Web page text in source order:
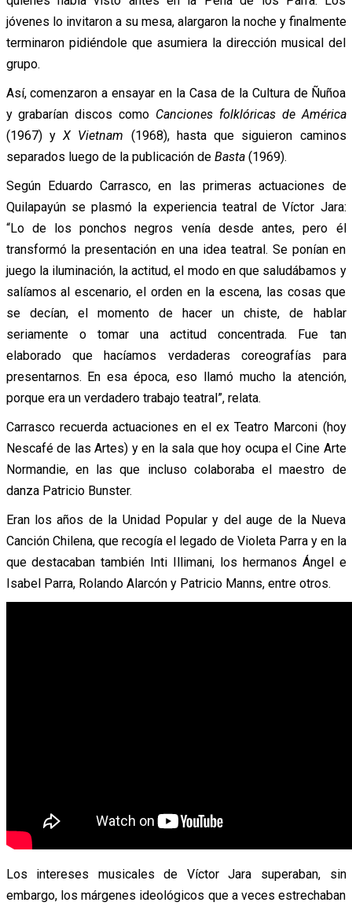
jóvenes lo invitaron a su mesa, alargaron la noche y finalmente
terminaron pidiéndole que asumiera la dirección musical del
grupo.
Así, comenzaron a ensayar en la Casa de la Cultura de Ñuñoa
y grabarían discos como Canciones folklóricas de América
(1967) y X Vietnam (1968), hasta que siguieron caminos
separados luego de la publicación de Basta (1969).
Según Eduardo Carrasco, en las primeras actuaciones de
Quilapayún se plasmó la experiencia teatral de Víctor Jara:
“Lo de los ponchos negros venía desde antes, pero él
transformó la presentación en una idea teatral. Se ponían en
juego la iluminación, la actitud, el modo en que saludábamos y
salíamos al escenario, el orden en la escena, las cosas que
se decían, el momento de hacer un chiste, de hablar
seriamente o tomar una actitud concentrada. Fue tan
elaborado que hacíamos verdaderas coreografías para
presentarnos. En esa época, eso llamó mucho la atención,
porque era un verdadero trabajo teatral”, relata.
Carrasco recuerda actuaciones en el ex Teatro Marconi (hoy
Nescafé de las Artes) y en la sala que hoy ocupa el Cine Arte
Normandie, en las que incluso colaboraba el maestro de
danza Patricio Bunster.
Eran los años de la Unidad Popular y del auge de la Nueva
Canción Chilena, que recogía el legado de Violeta Parra y en la
que destacaban también Inti Illimani, los hermanos Ángel e
Isabel Parra, Rolando Alarcón y Patricio Manns, entre otros.
Los intereses musicales de Víctor Jara superaban, sin
embargo, los márgenes ideológicos que a veces estrechaban